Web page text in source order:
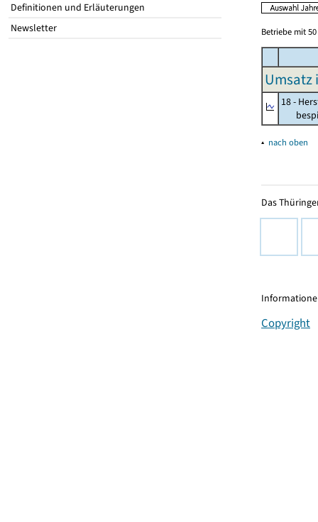
Definitionen und Erläuterungen
Newsletter
Betriebe mit
Umsatz
18 -
▴ nach oben
Das
Copyright